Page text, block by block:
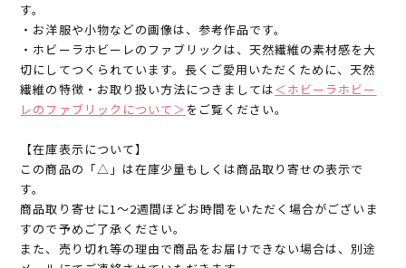
す。
・お洋服や小物などの画像は、参考作品です。
・ホビーラホビーレのファブリックは、天然繊維の素材感を大
切にしてつくられています。長くご愛用いただくために、天然
繊維の特徴・お取り扱い方法につきましては＜ホビーラホビー
レのファブリックについて＞ をご覧ください。
【在庫表示について】
この商品の「△」は在庫少量もしくは商品取り寄せの表示で
す。
商品取り寄せに1～2週間ほどお時間をいただく場合がございま
すので予めご了承ください。
また、売り切れ等の理由で商品をお届けできない場合は、別途